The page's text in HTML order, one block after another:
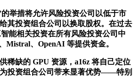
举措将允许风险投资公司以低于市
其投资组合公司以换取股权。在过去
能相关投资在所有风险投资公司中
Mistral、OpenAI 等提供资金。
缺的 GPU 资源，a16z 将自己定位
投资组合公司带来显著优势——特别